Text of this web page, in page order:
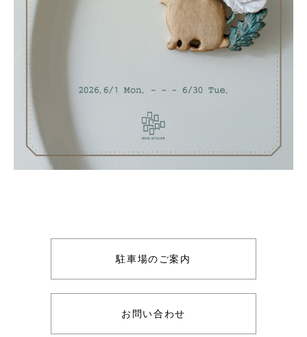
駐車場のご案内
お問い合わせ